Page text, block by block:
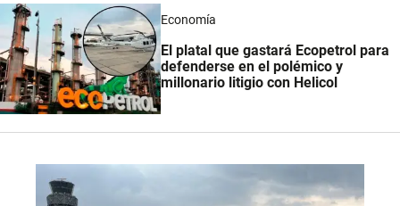
Economía
El platal que gastará Ecopetrol para
defenderse en el polémico y
millonario litigio con Helicol